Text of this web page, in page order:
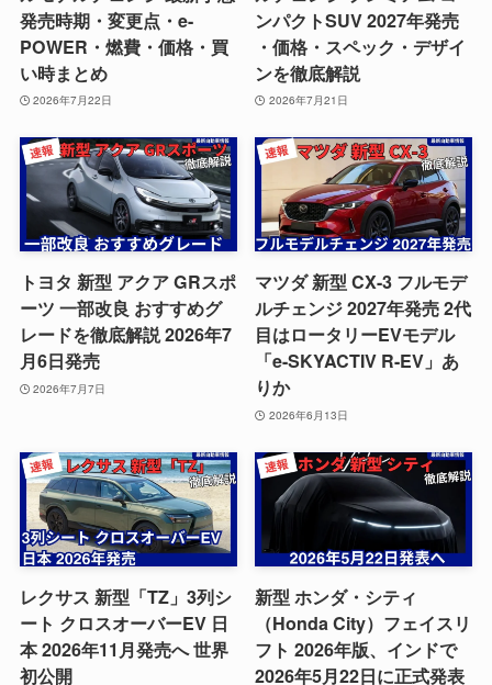
発売時期・変更点・e-
POWER・燃費・価格・買
い時まとめ
2026年7月22日
ンパクトSUV 2027年発売
・価格・スペック・デザイ
ンを徹底解説
2026年7月21日
トヨタ 新型 アクア GRスポ
ーツ 一部改良 おすすめグ
レードを徹底解説 2026年7
月6日発売
2026年7月7日
マツダ 新型 CX-3 フルモデ
ルチェンジ 2027年発売 2代
目はロータリーEVモデル
「e-SKYACTIV R-EV」あ
りか
2026年6月13日
レクサス 新型「TZ」3列シ
ート クロスオーバーEV 日
本 2026年11月発売へ 世界
初公開
新型 ホンダ・シティ
（Honda City）フェイスリ
フト 2026年版、インドで
2026年5月22日に正式発表